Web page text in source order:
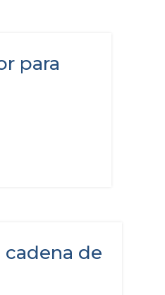
para
de